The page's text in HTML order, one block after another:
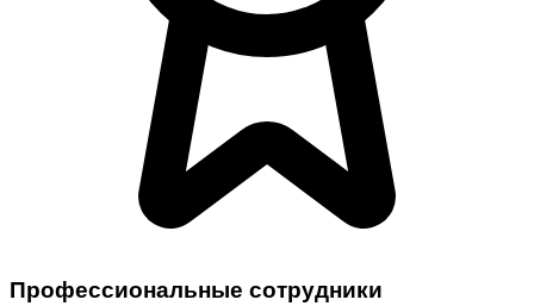
Профессиональные сотрудники